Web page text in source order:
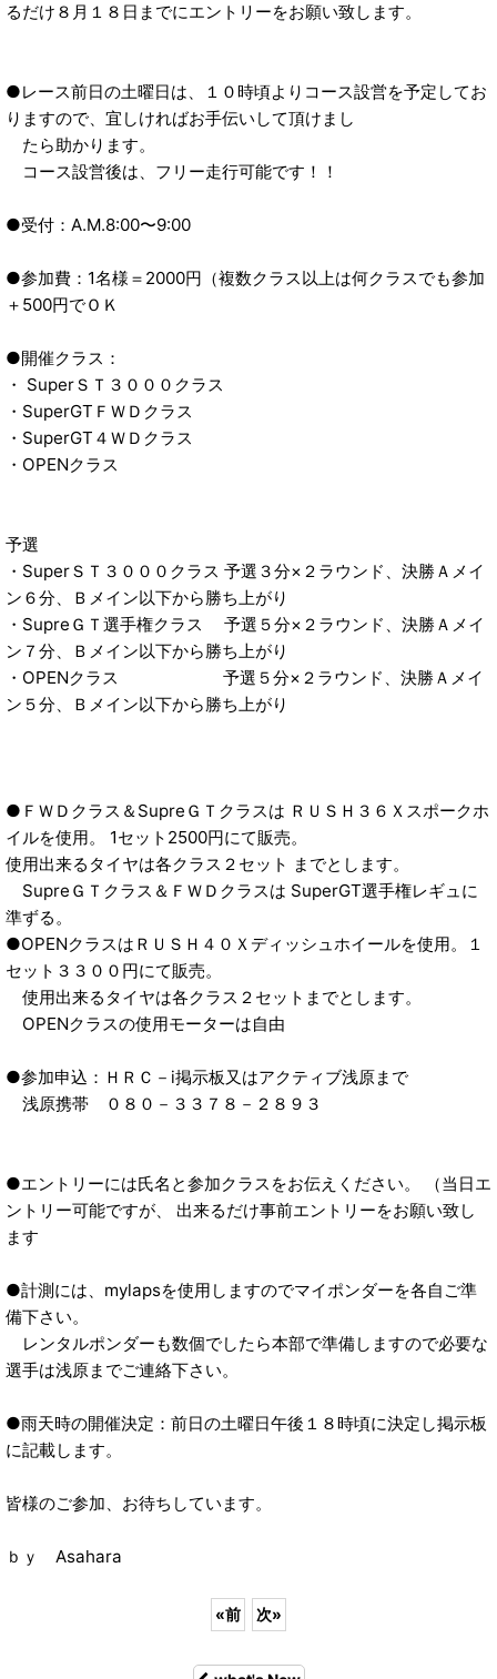
るだけ８月１８日までにエントリーをお願い致します。
●レース前日の土曜日は、１０時頃よりコース設営を予定してお
りますので、宜しければお手伝いして頂けまし
たら助かります。
コース設営後は、フリー走行可能です！！
●受付：A.M.8:00〜9:00
●参加費：1名様＝2000円（複数クラス以上は何クラスでも参加
＋500円でＯＫ
●開催クラス：
・ SuperＳＴ３０００クラス
・SuperGTＦＷＤクラス
・SuperGT４ＷＤクラス
・OPENクラス
予選
・SuperＳＴ３０００クラス 予選３分×２ラウンド、決勝Ａメイ
ン６分、Ｂメイン以下から勝ち上がり
・SupreＧＴ選手権クラス 予選５分×２ラウンド、決勝Ａメイ
ン７分、Ｂメイン以下から勝ち上がり
・OPENクラス 予選５分×２ラウンド、決勝Ａメイ
ン５分、Ｂメイン以下から勝ち上がり
●ＦＷＤクラス＆SupreＧＴクラスは ＲＵＳＨ３６Ｘスポークホ
イルを使用。 1セット2500円にて販売。
使用出来るタイヤは各クラス２セット までとします。
SupreＧＴクラス＆ＦＷＤクラスは SuperGT選手権レギュに
準ずる。
●OPENクラスはＲＵＳＨ４０Ｘディッシュホイールを使用。１
セット３３００円にて販売。
使用出来るタイヤは各クラス２セットまでとします。
OPENクラスの使用モーターは自由
●参加申込：ＨＲＣ－i掲示板又はアクティブ浅原まで
浅原携帯 ０８０－３３７８－２８９３
●エントリーには氏名と参加クラスをお伝えください。 （当日エ
ントリー可能ですが、 出来るだけ事前エントリーをお願い致し
ます
●計測には、mylapsを使用しますのでマイポンダーを各自ご準
備下さい。
レンタルポンダーも数個でしたら本部で準備しますので必要な
選手は浅原までご連絡下さい。
●雨天時の開催決定：前日の土曜日午後１８時頃に決定し掲示板
に記載します。
皆様のご参加、お待ちしています。
ｂｙ Asahara
«前 次»